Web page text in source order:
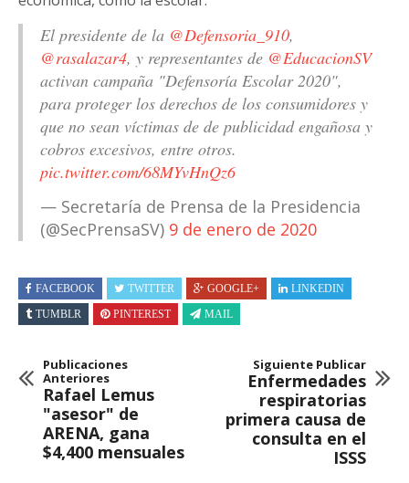
El presidente de la @Defensoria_910,
@rasalazar4, y representantes de @EducacionSV
activan campaña "Defensoría Escolar 2020",
para proteger los derechos de los consumidores y
que no sean víctimas de de publicidad engañosa y
cobros excesivos, entre otros.
pic.twitter.com/68MYvHnQz6
— Secretaría de Prensa de la Presidencia
(@SecPrensaSV) 9 de enero de 2020
FACEBOOK TWITTER GOOGLE+
LINKEDIN
TUMBLR
PINTEREST MAIL
Publicaciones
Anteriores
Rafael Lemus
"asesor" de
ARENA, gana
$4,400 mensuales
Siguiente Publicar
Enfermedades
respiratorias
primera causa de
consulta en el
ISSS